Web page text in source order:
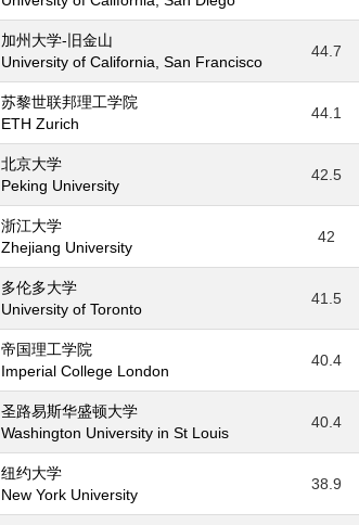
加州大学-旧金山
University of California, San Francisco
44.7
苏黎世联邦理工学院
ETH Zurich
44.1
北京大学
Peking University
42.5
浙江大学
Zhejiang University
42
多伦多大学
University of Toronto
41.5
帝国理工学院
Imperial College London
40.4
圣路易斯华盛顿大学
Washington University in St Louis
40.4
纽约大学
New York University
38.9